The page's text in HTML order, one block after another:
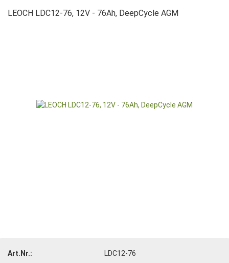
LEOCH LDC12-76, 12V - 76Ah, DeepCycle AGM
Art.Nr.:
LDC12-76